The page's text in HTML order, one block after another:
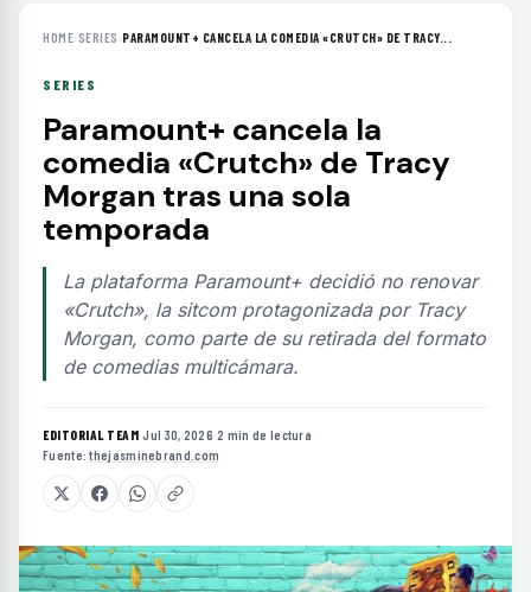
HOME› SERIES ›PARAMOUNT+ CANCELA LA COMEDIA «CRUTCH» DE TRACY...
SERIES
Paramount+ cancela la
comedia «Crutch» de Tracy
Morgan tras una sola
temporada
La plataforma Paramount+ decidió no renovar
«Crutch», la sitcom protagonizada por Tracy
Morgan, como parte de su retirada del formato
de comedias multicámara.
EDITORIAL TEAM·Jul 30, 2026·2 min de lectura·
Fuente:thejasminebrand.com